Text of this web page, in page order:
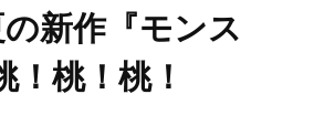
新作『モンス
桃！桃！